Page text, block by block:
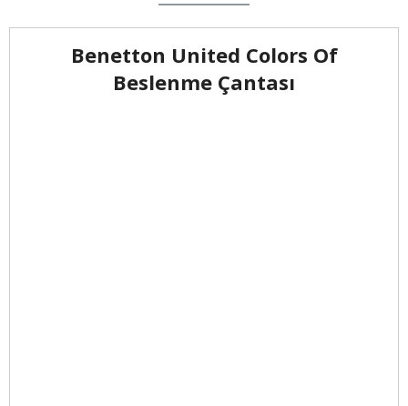
Benetton United Colors Of
Beslenme Çantası